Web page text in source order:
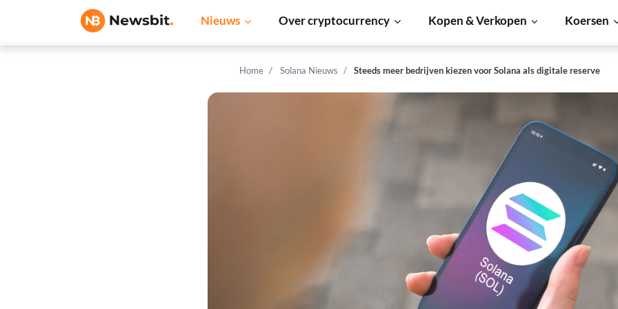
Nieuws Over cryptocurrency Kopen & Verkopen Koersen
Home Solana Nieuws Steeds meer bedrijven kiezen voor Solana als digitale reserve